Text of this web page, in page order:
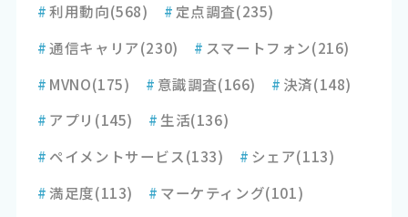
#利用動向(568) # 定点調査(235)
#通信キャリア(230) # スマートフォン(216)
# MVNO(175) # 意識調査(166) # 決済(148)
# アプリ (145) # 生活(136)
# ペイメントサービス(133) # シェア(113)
#満足度(113) # マーケティング(101)